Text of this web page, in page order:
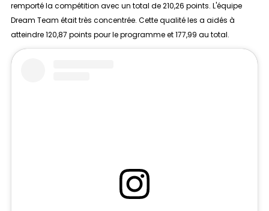
remporté la compétition avec un total de 210,26 points. L'équipe
Dream Team était très concentrée. Cette qualité les a aidés à
atteindre 120,87 points pour le programme et 177,99 au total.